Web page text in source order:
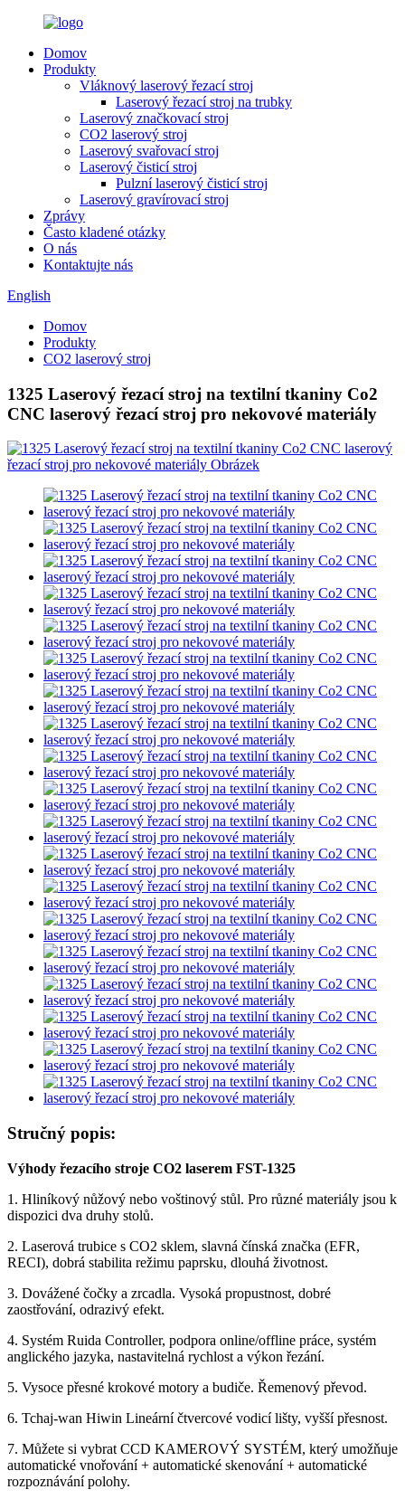
Domov
Produkty
Vláknový laserový řezací stroj
Laserový řezací stroj na trubky
Laserový značkovací stroj
CO2 laserový stroj
Laserový svařovací stroj
Laserový čisticí stroj
Pulzní laserový čisticí stroj
Laserový gravírovací stroj
Zprávy
Často kladené otázky
O nás
Kontaktujte nás
English
Domov
Produkty
CO2 laserový stroj
1325 Laserový řezací stroj na textilní tkaniny Co2
CNC laserový řezací stroj pro nekovové materiály
Stručný popis:
Výhody řezacího stroje CO2 laserem FST-1325
1. Hliníkový nůžový nebo voštinový stůl. Pro různé materiály jsou k
dispozici dva druhy stolů.
2. Laserová trubice s CO2 sklem, slavná čínská značka (EFR,
RECI), dobrá stabilita režimu paprsku, dlouhá životnost.
3. Dovážené čočky a zrcadla. Vysoká propustnost, dobré
zaostřování, odrazivý efekt.
4. Systém Ruida Controller, podpora online/offline práce, systém
anglického jazyka, nastavitelná rychlost a výkon řezání.
5. Vysoce přesné krokové motory a budiče. Řemenový převod.
6. Tchaj-wan Hiwin Lineární čtvercové vodicí lišty, vyšší přesnost.
7. Můžete si vybrat CCD KAMEROVÝ SYSTÉM, který umožňuje
automatické vnořování + automatické skenování + automatické
rozpoznávání polohy.